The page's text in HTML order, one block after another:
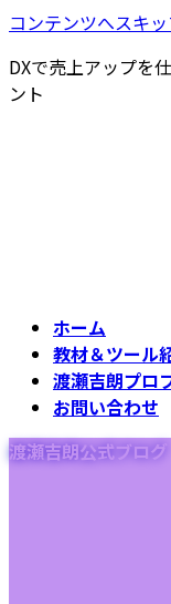
コンテンツへスキ
DXで売上アップを
ント
ホーム
教材＆ツール
渡瀬吉朗プロ
お問い合わせ
渡瀬吉朗公式ブログ